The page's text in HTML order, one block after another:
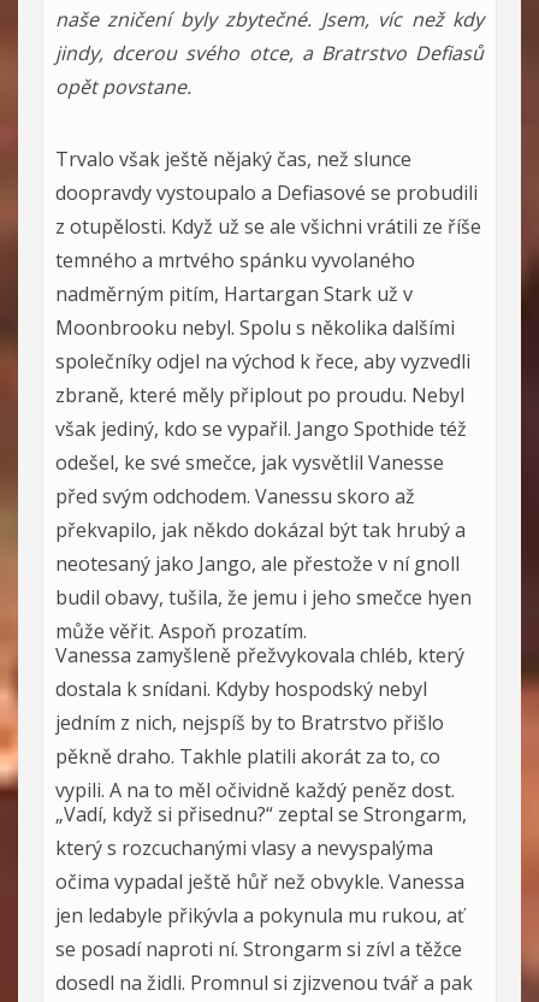
naše zničení byly zbytečné. Jsem, víc než kdy
jindy, dcerou svého otce, a Bratrstvo Defiasů
opět povstane.
Trvalo však ještě nějaký čas, než slunce
doopravdy vystoupalo a Defiasové se probudili
z otupělosti. Když už se ale všichni vrátili ze říše
temného a mrtvého spánku vyvolaného
nadměrným pitím, Hartargan Stark už v
Moonbrooku nebyl. Spolu s několika dalšími
společníky odjel na východ k řece, aby vyzvedli
zbraně, které měly připlout po proudu. Nebyl
však jediný, kdo se vypařil. Jango Spothide též
odešel, ke své smečce, jak vysvětlil Vanesse
před svým odchodem. Vanessu skoro až
překvapilo, jak někdo dokázal být tak hrubý a
neotesaný jako Jango, ale přestože v ní gnoll
budil obavy, tušila, že jemu i jeho smečce hyen
může věřit. Aspoň prozatím.
Vanessa zamyšleně přežvykovala chléb, který
dostala k snídani. Kdyby hospodský nebyl
jedním z nich, nejspíš by to Bratrstvo přišlo
pěkně draho. Takhle platili akorát za to, co
vypili. A na to měl očividně každý peněz dost.
„Vadí, když si přisednu?“ zeptal se Strongarm,
který s rozcuchanými vlasy a nevyspalýma
očima vypadal ještě hůř než obvykle. Vanessa
jen ledabyle přikývla a pokynula mu rukou, ať
se posadí naproti ní. Strongarm si zívl a těžce
dosedl na židli. Promnul si zjizvenou tvář a pak